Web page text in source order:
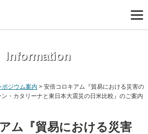
Information
ジウム案内 > 安倍コロキアム『貿易における災害の
・カタリーナと東日本大震災の日米比較』のご案内
ム『貿易における災害